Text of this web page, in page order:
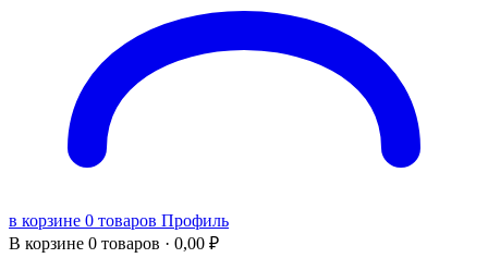
в корзине 0 товаров Профиль
В корзине 0 товаров · 0,00 ₽